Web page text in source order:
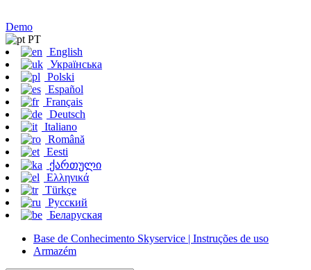
Demo
PT
English
Українська
Polski
Español
Français
Deutsch
Italiano
Română
Eesti
ქართული
Ελληνικά
Türkçe
Русский
Беларуская
Base de Conhecimento Skyservice | Instruções de uso
Armazém